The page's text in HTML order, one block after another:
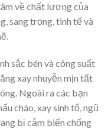
về chất lượng của
sang trọng, tinh tế và
sắc bén và công suất
xay nhuyễn mịn tất
Ngoài ra các bạn
cháo, xay sinh tố, ngũ
bị cảm biến chống